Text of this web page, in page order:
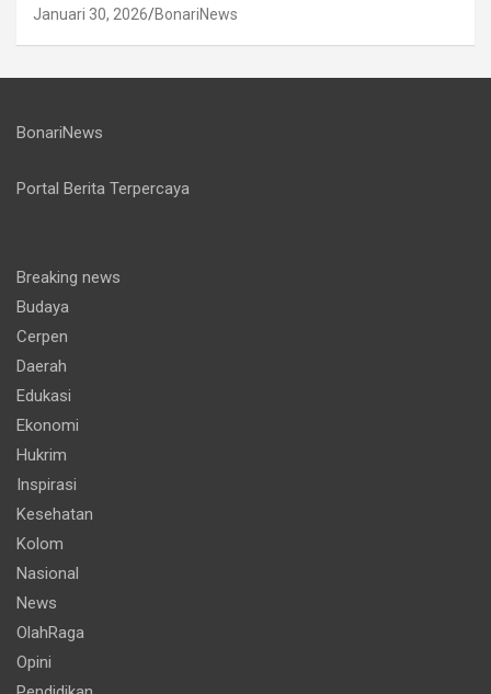
Januari 30, 2026 BonariNews
BonariNews
Portal Berita Terpercaya
Breaking news
Budaya
Cerpen
Daerah
Edukasi
Ekonomi
Hukrim
Inspirasi
Kesehatan
Kolom
Nasional
News
OlahRaga
Opini